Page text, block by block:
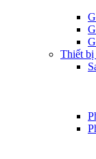
Thiết